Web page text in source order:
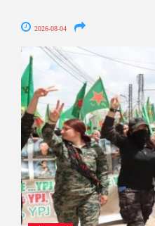
2026-08-04